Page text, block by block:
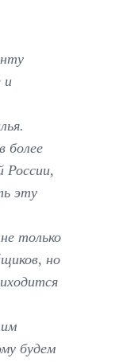
и
более
России,
эту
только
но
будем